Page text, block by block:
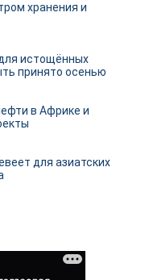
хранения и
истощённых
принято осенью
в Африке и
для азиатских